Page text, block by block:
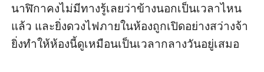
นาฬิกาคงไม่มีทางรู้เลยว่าข้างนอกเป็นเวลาไหน
แล้ว และยิ่งดวงไฟภายในห้องถูกเปิดอย่างสว่างจ้า
ยิ่งทำให้ห้องนี้ดูเหมือนเป็นเวลากลางวันอยู่เสมอ